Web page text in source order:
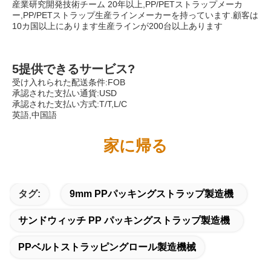
産業研究開発技術チーム 20年以上,PP/PETストラップメーカ
ー,PP/PETストラップ生産ラインメーカーを持っています.顧客は
10カ国以上にあります生産ラインが200台以上あります
5提供できるサービス?
受け入れられた配送条件:FOB
承認された支払い通貨:USD
承認された支払い方式:T/T,L/C
英語,中国語
家に帰る
タグ: 9mm PPパッキングストラップ製造機
サンドウィッチ PP パッキングストラップ製造機
PPベルトストラッピングロール製造機械